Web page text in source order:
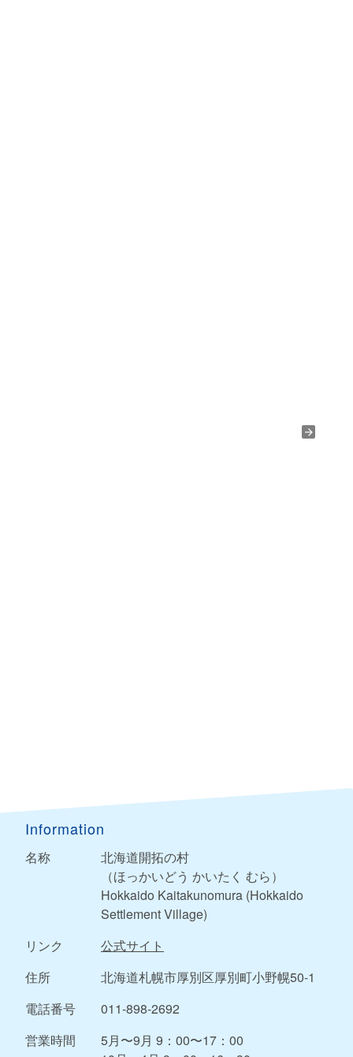
Information
名称
北海道開拓の村
（ほっかいどう かいたく むら）
Hokkaido Kaitakunomura (Hokkaido
Settlement Village)
リンク
公式サイト
住所
北海道札幌市厚別区厚別町小野幌50-1
電話番号
011-898-2692
営業時間
5月〜9月 9：00〜17：00